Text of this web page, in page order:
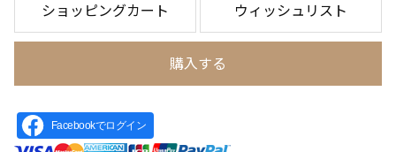
ショッピングカート ウィッシュリスト
購入する
Facebookでログイン